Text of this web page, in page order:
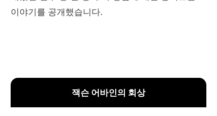
이야기를 공개했습니다.
잭슨 어바인의 회상